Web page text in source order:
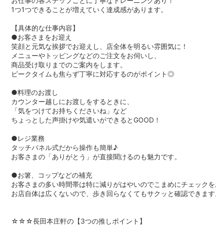
1つ1つできることが増えていく達成感があります。
【具体的な仕事内容】
●お客さまをお迎え
笑顔と元気な挨拶でお迎えし、店全体を明るい雰囲気に！
メニューやトッピングなどのご注文をお伺いし、
商品受け取りまでのご案内をします。
ピークタイムも焦らず丁寧に対応するのがポイント◎
●料理のお渡し
カウンター越しにお渡しをするときに、
「気をつけてお持ちくださいね」など
ちょっとした声掛けや気遣いができるとGOOD！
●レジ業務
タッチパネル式だから操作も簡単♪
お客さまの「ありがとう」が直接聞けるのも魅力です。
●お箸、コップなどの補充
お客さまの多い時間帯は特に減りがはやいのでこまめにチェックを
お店自体は広くないので、歩き回らなくてもサクッと確認できます
☆☆☆長田本庄軒の【3つの推しポイント】